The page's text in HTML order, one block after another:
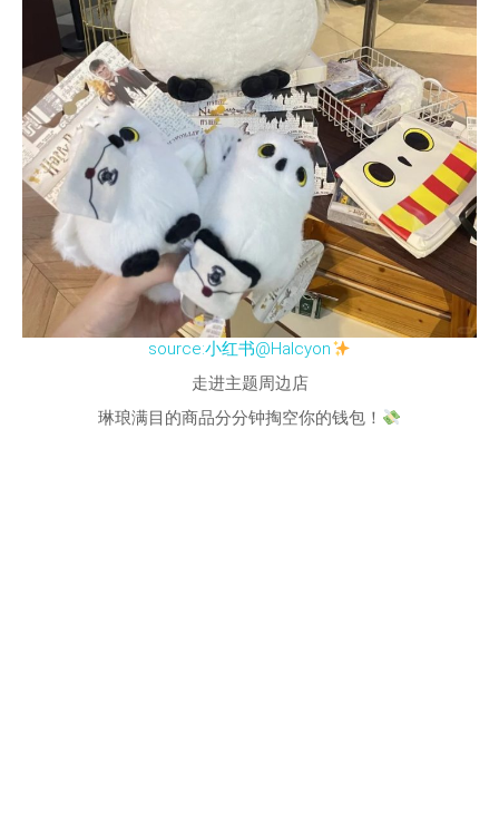
source:小红书@Halcyon
走进主题周边店
琳琅满目的商品分分钟掏空你的钱包！